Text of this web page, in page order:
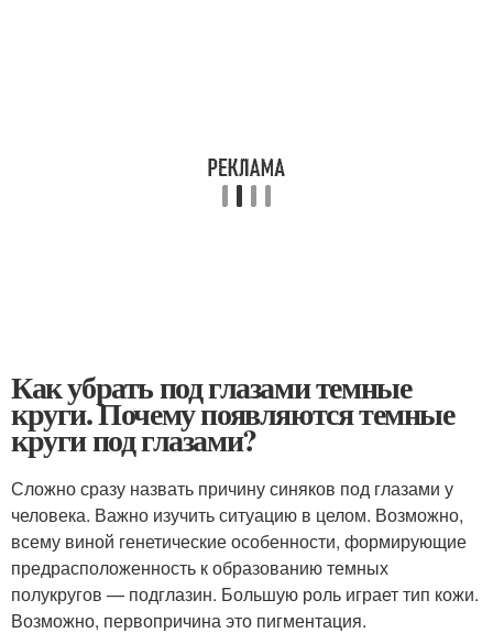
Как убрать под глазами темные
круги. Почему появляются темные
круги под глазами?
Сложно сразу назвать причину синяков под глазами у
человека. Важно изучить ситуацию в целом. Возможно,
всему виной генетические особенности, формирующие
предрасположенность к образованию темных
полукругов — подглазин. Большую роль играет тип кожи.
Возможно, первопричина это пигментация.